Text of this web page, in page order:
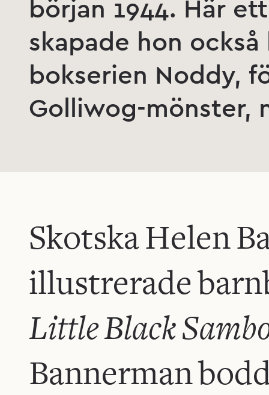
början 1944. Här
skapade hon
bokserien Noddy,
Golliwog-mönster,
Skotska Helen
illustrerade
Little Black
Bannerman